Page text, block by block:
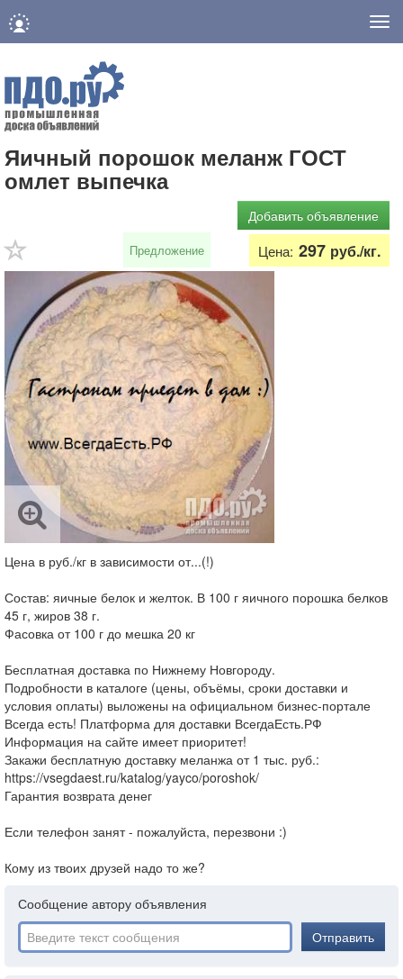
Яичный порошок меланж ГОСТ
омлет выпечка
Добавить объявление
Предложение Цена: 297 руб./кг.
Цена в руб./кг в зависимости от...(!)
Состав: яичные белок и желток. В 100 г яичного порошка белков
45 г, жиров 38 г.
Фасовка от 100 г до мешка 20 кг
Бесплатная доставка по Нижнему Новгороду.
Подробности в каталоге (цены, объёмы, сроки доставки и
условия оплаты) выложены на официальном бизнес-портале
Всегда есть! Платформа для доставки ВсегдаЕсть.РФ
Информация на сайте имеет приоритет!
Закажи бесплатную доставку меланжа от 1 тыс. руб.:
https://vsegdaest.ru/katalog/yayco/poroshok/
Гарантия возврата денег
Если телефон занят - пожалуйста, перезвони :)
Кому из твоих друзей надо то же?
Сообщение автору объявления
Отправить